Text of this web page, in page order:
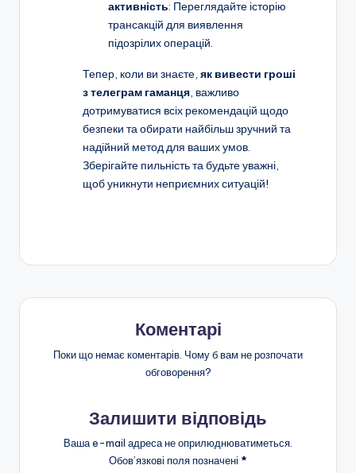
активність: Переглядайте історію
трансакцій для виявлення
підозрілих операцій.
Тепер, коли ви знаєте, як вивести гроші
з телеграм гаманця, важливо
дотримуватися всіх рекомендацій щодо
безпеки та обирати найбільш зручний та
надійний метод для ваших умов.
Зберігайте пильність та будьте уважні,
щоб уникнути неприємних ситуацій!
Коментарі
Поки що немає коментарів. Чому б вам не розпочати
обговорення?
Залишити відповідь
Ваша e-mail адреса не оприлюднюватиметься.
Обов’язкові поля позначені *